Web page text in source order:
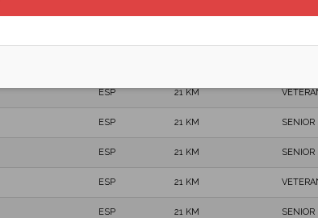
ESP 21 KM
ESP 21 KM SENIOR
ESP 21 KM SENIOR
ESP 21 KM
ESP 21 KM SENIOR